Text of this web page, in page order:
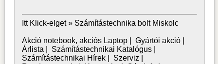
Itt Klick-elget » Számítástechnika bolt Miskolc
Akció notebook, akciós Laptop |Gyártói akció
Árlista
Számítástechnikai Katalógus
Számítástechnikai Hírek
Szerviz